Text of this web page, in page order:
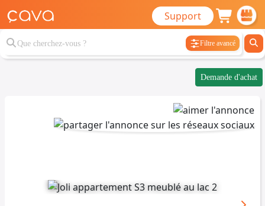
Support
Filtre avancé
Demande d'achat